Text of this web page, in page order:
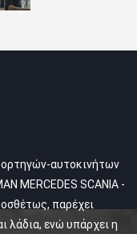
αυτοκινήτων
MERCEDES SCANIA -
παρέχει
λάδια, ενώ υπάρχει η